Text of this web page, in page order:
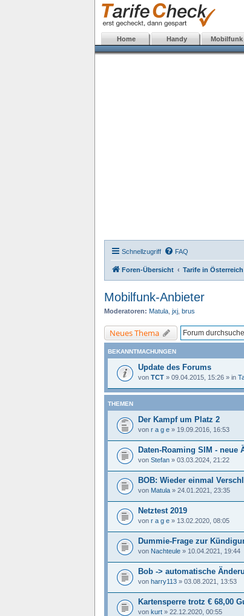
Home Handy Mobilfunk
Schnellzugriff FAQ
Foren-Übersicht Tarife in Österreich
Mobilfunk-Anbieter
Moderatoren: Matula jxj brus
Neues Thema
BEKANNTMACHUNGEN
Update des Forums
von TCT » 09.04.2015, 15:26 » in
THEMEN
Der Kampf um Platz 2
von r a g e » 19.09.2016, 16:53
Daten-Roaming SIM - neue
von Stefan » 03.03.2024, 21:22
BOB: Wieder einmal
von Matula » 24.01.2021, 23:35
Netztest 2019
von r a g e » 13.02.2020, 08:05
Dummie-Frage zur
von Nachteule » 10.04.2021, 19:44
Bob -> automatische
von harry113 » 03.08.2021, 13:53
Kartensperre trotz € 68,00
von kurt » 22.12.2020, 00:55